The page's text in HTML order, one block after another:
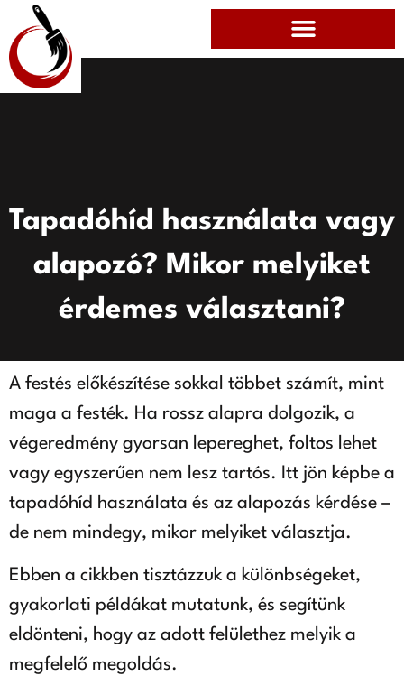
Tapadóhíd használata vagy
alapozó? Mikor melyiket
érdemes választani?
A festés előkészítése sokkal többet számít, mint
maga a festék. Ha rossz alapra dolgozik, a
végeredmény gyorsan lepereghet, foltos lehet
vagy egyszerűen nem lesz tartós. Itt jön képbe a
tapadóhíd használata és az alapozás kérdése –
de nem mindegy, mikor melyiket választja.
Ebben a cikkben tisztázzuk a különbségeket,
gyakorlati példákat mutatunk, és segítünk
eldönteni, hogy az adott felülethez melyik a
megfelelő megoldás.